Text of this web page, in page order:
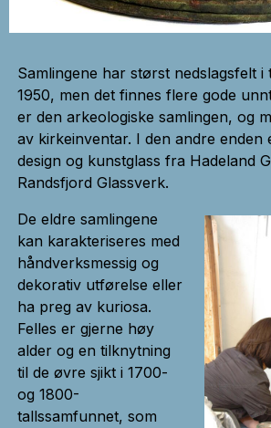
Samlingene har størst nedslagsfelt i
1950, men det finnes flere gode
er den arkeologiske samlingen, og
av kirkeinventar. I den andre enden
design og kunstglass fra Hadeland
Randsfjord Glassverk.
De eldre samlingene
kan karakteriseres med
håndverksmessig og
dekorativ utførelse eller
ha preg av kuriosa.
Felles er gjerne høy
alder og en tilknytning
til de øvre sjikt i 1700-
og 1800-
tallssamfunnet, som